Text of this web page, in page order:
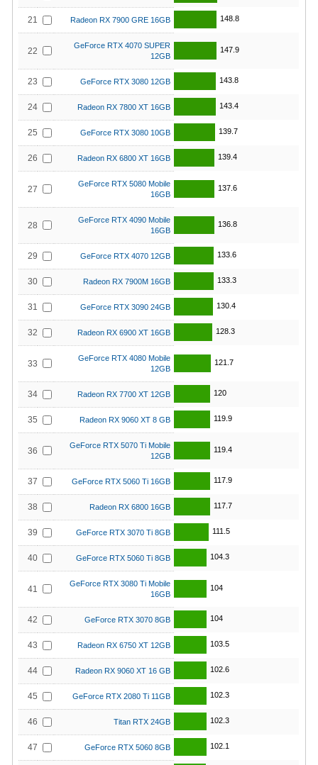
21 Radeon RX 7900 GRE 16GB 148.8
22
GeForce RTX 4070 SUPER
12GB
147.9
23 GeForce RTX 3080 12GB 143.8
24 Radeon RX 7800 XT 16GB 143.4
25 GeForce RTX 3080 10GB 139.7
26 Radeon RX 6800 XT 16GB 139.4
27
GeForce RTX 5080 Mobile
16GB
137.6
28
GeForce RTX 4090 Mobile
16GB
136.8
29 GeForce RTX 4070 12GB 133.6
30 Radeon RX 7900M 16GB 133.3
31 GeForce RTX 3090 24GB 130.4
32 Radeon RX 6900 XT 16GB 128.3
33
GeForce RTX 4080 Mobile
12GB
121.7
34 Radeon RX 7700 XT 12GB 120
35 Radeon RX 9060 XT 8 GB 119.9
36
GeForce RTX 5070 Ti Mobile
12GB
119.4
37 GeForce RTX 5060 Ti 16GB 117.9
38 Radeon RX 6800 16GB 117.7
39 GeForce RTX 3070 Ti 8GB 111.5
40 GeForce RTX 5060 Ti 8GB 104.3
41
GeForce RTX 3080 Ti Mobile
16GB
104
42 GeForce RTX 3070 8GB 104
43 Radeon RX 6750 XT 12GB 103.5
44 Radeon RX 9060 XT 16 GB 102.6
45 GeForce RTX 2080 Ti 11GB 102.3
46 Titan RTX 24GB 102.3
47 GeForce RTX 5060 8GB 102.1